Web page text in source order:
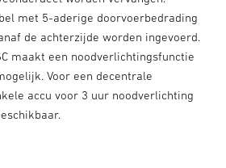
met 5-aderige doorvoerbedrading
de achterzijde worden ingevoerd.
maakt een noodverlichtingsfunctie
Voor een decentrale
accu voor 3 uur noodverlichting